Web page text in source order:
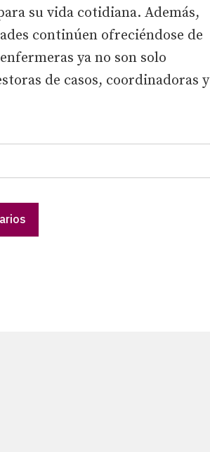
su vida cotidiana. Además,
continúen ofreciéndose de
ya no son solo
de casos, coordinadoras y